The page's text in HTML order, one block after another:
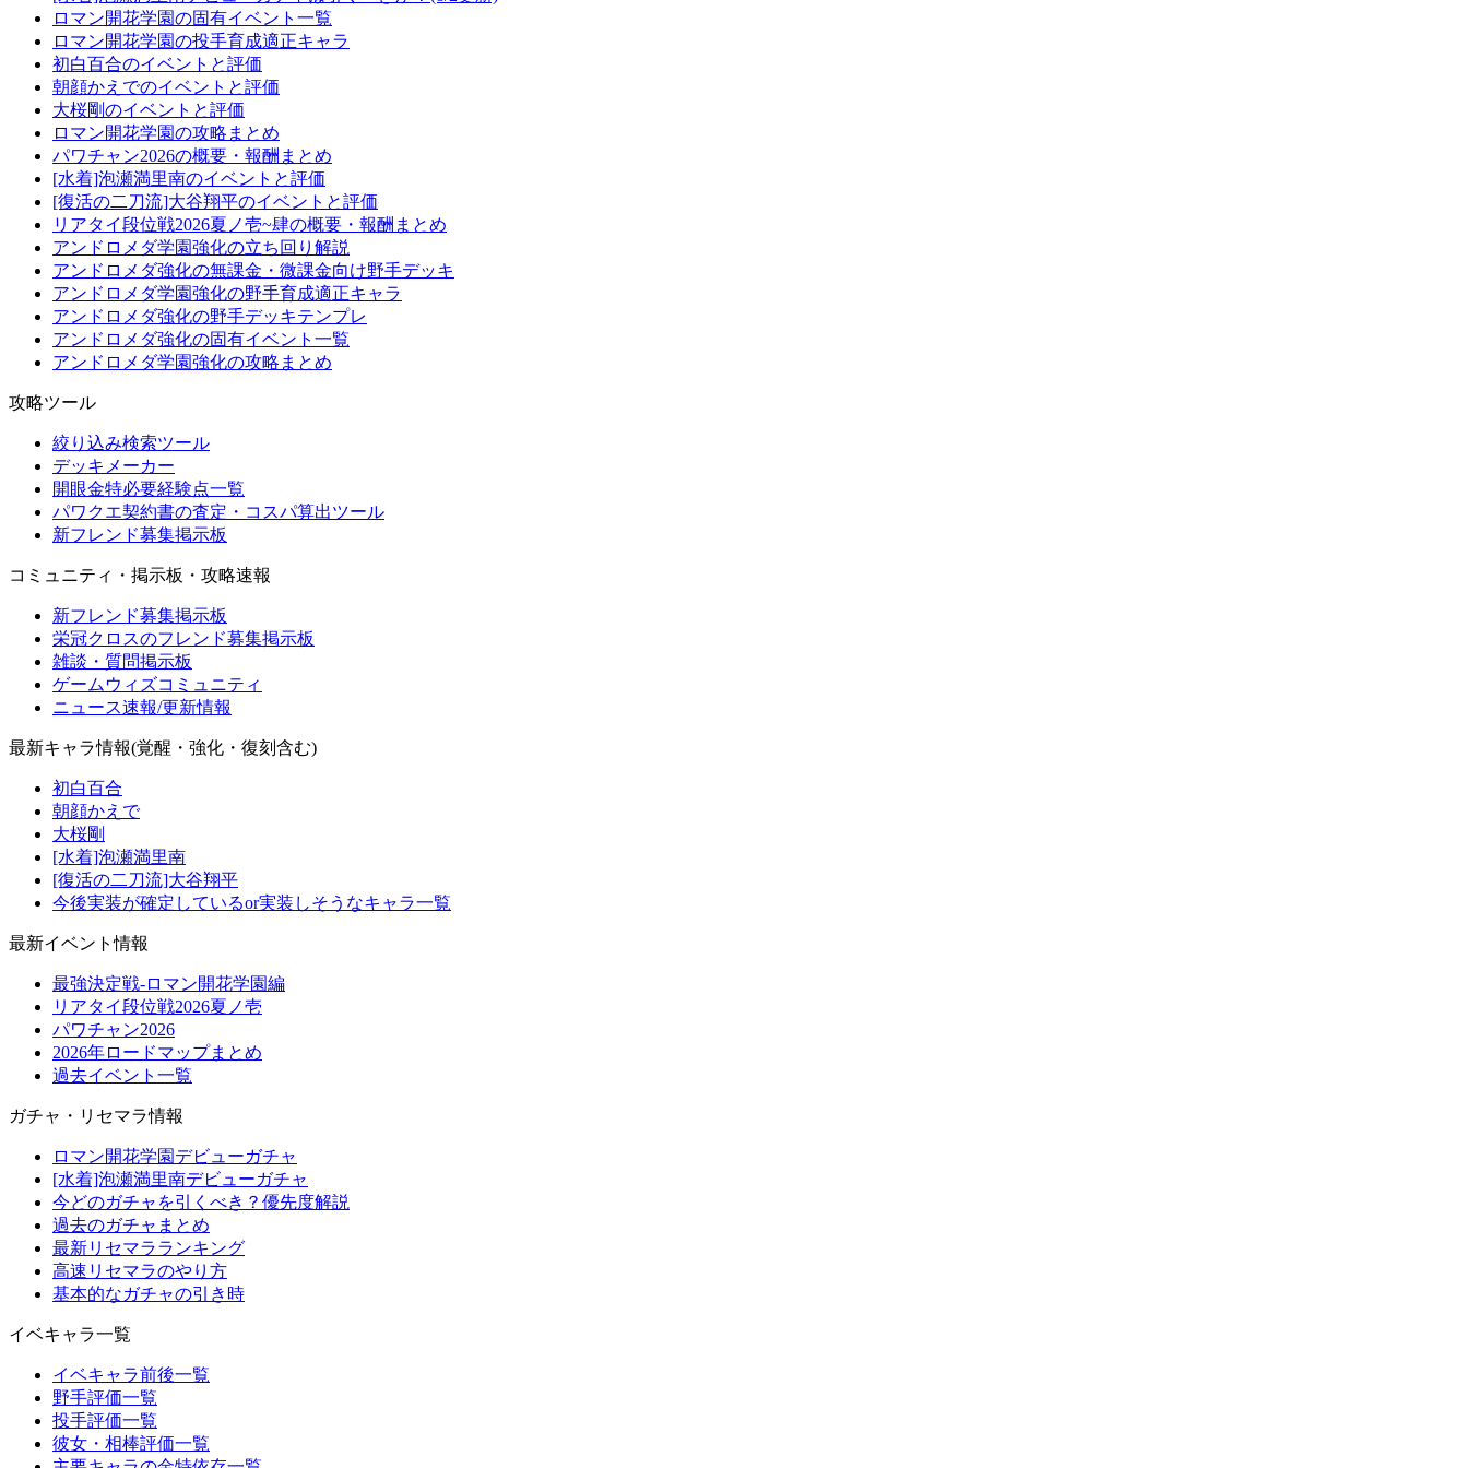
ロマン開花学園の固有イベント一覧
ロマン開花学園の投手育成適正キャラ
初白百合のイベントと評価
朝顔かえでのイベントと評価
大桜剛のイベントと評価
ロマン開花学園の攻略まとめ
パワチャン2026の概要・報酬まとめ
[水着]泡瀬満里南のイベントと評価
[復活の二刀流]大谷翔平のイベントと評価
リアタイ段位戦2026夏ノ壱~肆の概要・報酬まとめ
アンドロメダ学園強化の立ち回り解説
アンドロメダ強化の無課金・微課金向け野手デッキ
アンドロメダ学園強化の野手育成適正キャラ
アンドロメダ強化の野手デッキテンプレ
アンドロメダ強化の固有イベント一覧
アンドロメダ学園強化の攻略まとめ
攻略ツール
絞り込み検索ツール
デッキメーカー
開眼金特必要経験点一覧
パワクエ契約書の査定・コスパ算出ツール
新フレンド募集掲示板
コミュニティ・掲示板・攻略速報
新フレンド募集掲示板
栄冠クロスのフレンド募集掲示板
雑談・質問掲示板
ゲームウィズコミュニティ
ニュース速報/更新情報
最新キャラ情報(覚醒・強化・復刻含む)
初白百合
朝顔かえで
大桜剛
[水着]泡瀬満里南
[復活の二刀流]大谷翔平
今後実装が確定しているor実装しそうなキャラ一覧
最新イベント情報
最強決定戦-ロマン開花学園編
リアタイ段位戦2026夏ノ壱
パワチャン2026
2026年ロードマップまとめ
過去イベント一覧
ガチャ・リセマラ情報
ロマン開花学園デビューガチャ
[水着]泡瀬満里南デビューガチャ
今どのガチャを引くべき？優先度解説
過去のガチャまとめ
最新リセマラランキング
高速リセマラのやり方
基本的なガチャの引き時
イベキャラ一覧
イベキャラ前後一覧
野手評価一覧
投手評価一覧
彼女・相棒評価一覧